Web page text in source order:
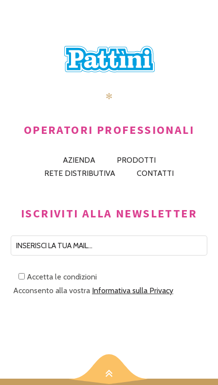
✻
OPERATORI PROFESSIONALI
AZIENDA
PRODOTTI
RETE DISTRIBUTIVA
CONTATTI
ISCRIVITI ALLA NEWSLETTER
Accetta le condizioni
Acconsento alla vostra Informativa sulla Privacy